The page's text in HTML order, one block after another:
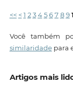
<< < 1 2 3 4 5 6 7 8 9
Você também
similaridadepara
Artigos mais